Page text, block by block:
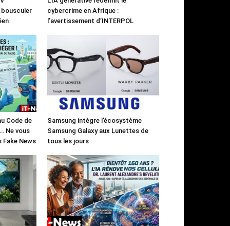
cybercrime en Afrique :
l’avertissement d’INTERPOL
Code de
Ne vous
News
Samsung intègre l’écosystème
Samsung Galaxy aux Lunettes de
tous les jours